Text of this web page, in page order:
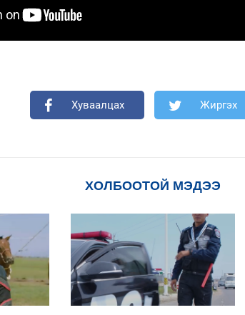
Хуваалцах Жиргэх
ХОЛБООТОЙ МЭДЭЭ